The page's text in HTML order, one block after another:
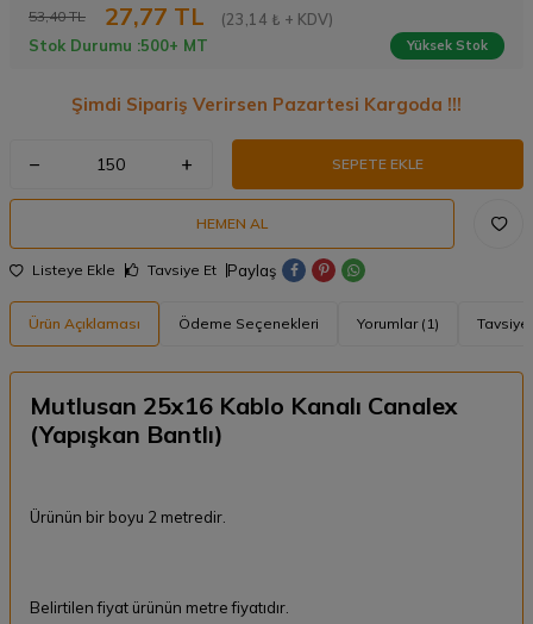
53,40TL 27,77 TL
(23,14 ₺ + KDV)
Stok Durumu :500+ MT Yüksek Stok
Şimdi Sipariş Verirsen Pazartesi Kargoda !!!
SEPETE EKLE
HEMEN AL
Listeye Ekle Tavsiye Et Paylaş
Ürün Açıklaması Ödeme Seçenekleri Yorumlar (1) Tavsiye
Mutlusan 25x16 Kablo Kanalı Canalex
(Yapışkan Bantlı)
Ürünün bir boyu 2 metredir.
Belirtilen fiyat ürünün metre fiyatıdır.